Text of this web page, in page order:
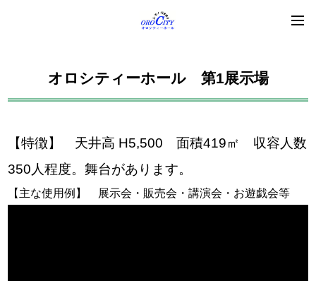
オロシティーホール 第1展示場
【特徴】 天井高 H5,500 面積419㎡ 収容人数
350人程度。舞台があります。
【主な使用例】 展示会・販売会・講演会・お遊戯会等